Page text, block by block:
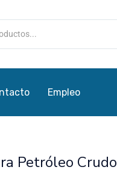
Empleo
Petróleo Crudo